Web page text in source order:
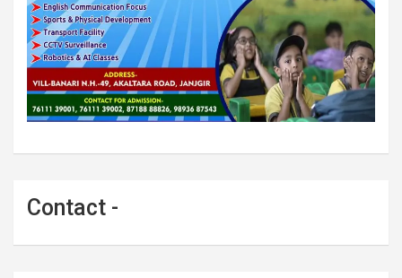
Contact -